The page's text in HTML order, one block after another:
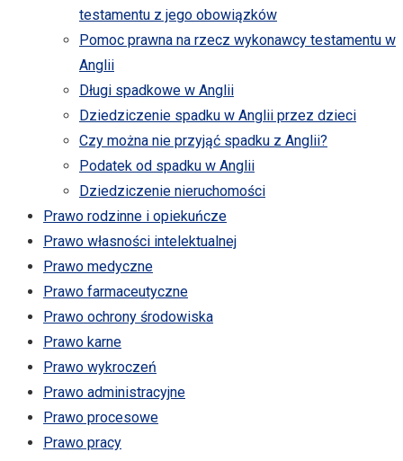
testamentu z jego obowiązków
Pomoc prawna na rzecz wykonawcy testamentu w
Anglii
Długi spadkowe w Anglii
Dziedziczenie spadku w Anglii przez dzieci
Czy można nie przyjąć spadku z Anglii?
Podatek od spadku w Anglii
Dziedziczenie nieruchomości
Prawo rodzinne i opiekuńcze
Prawo własności intelektualnej
Prawo medyczne
Prawo farmaceutyczne
Prawo ochrony środowiska
Prawo karne
Prawo wykroczeń
Prawo administracyjne
Prawo procesowe
Prawo pracy